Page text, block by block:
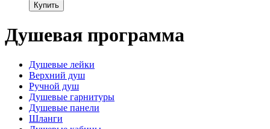
Купить
Душевая программа
Душевые лейки
Верхний душ
Ручной душ
Душевые гарнитуры
Душевые панели
Шланги